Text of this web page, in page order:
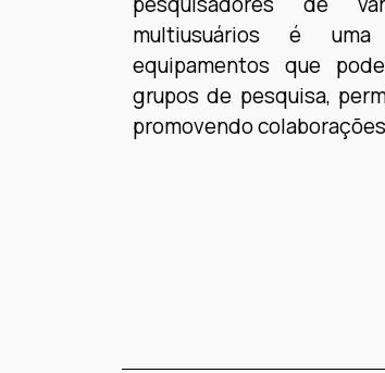
multiusuários é
equipamentos que
grupos de pesquisa,
promovendo